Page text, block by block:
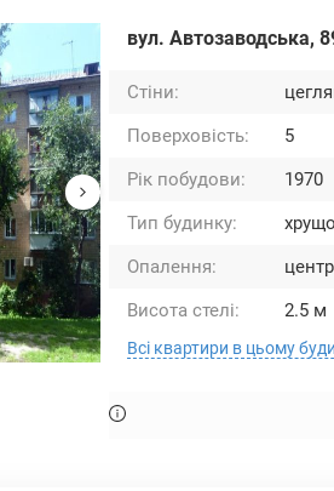
вул. Автозаводська,
Стіни:
Поверховість:
5
Рік побудови:
1970
Тип будинку:
Опалення:
Висота стелі:
2.5 м
Всі квартири в цьому